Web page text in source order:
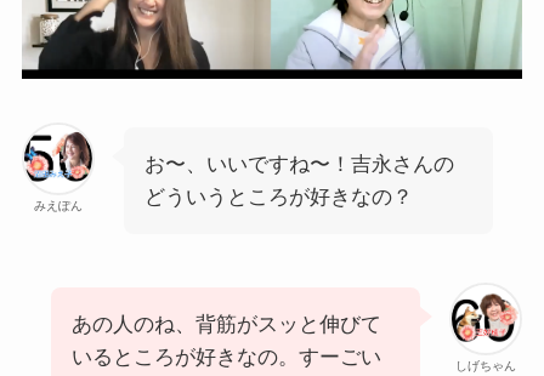
みえぽん
お〜、いいですね〜！吉永さんの
どういうところが好きなの？
しげちゃん
あの人のね、背筋がスッと伸びて
いるところが好きなの。すーごい